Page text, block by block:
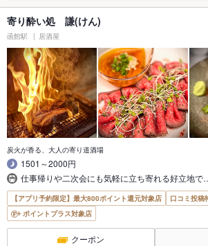
寄り酔い処 謙(けん)
函館駅 居酒屋
炭火が香る、大人の寄り道酒場
1501～2000円
仕事帰りや二次会にも気軽に立ち寄れる好立地で
【アプリ予約限定】最大800ポイント還元対象店
口コミ投稿
ポイントプラス対象店
クーポン